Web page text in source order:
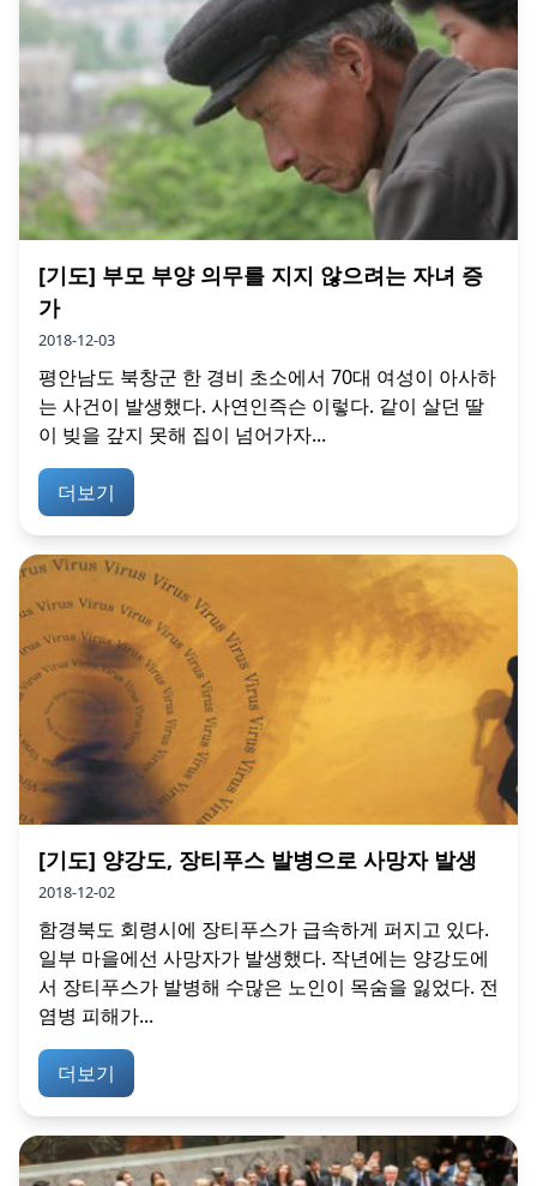
[기도] 부모 부양 의무를 지지 않으려는 자녀 증
가
2018-12-03
평안남도 북창군 한 경비 초소에서 70대 여성이 아사하
는 사건이 발생했다. 사연인즉슨 이렇다. 같이 살던 딸
이 빚을 갚지 못해 집이 넘어가자...
더보기
[기도] 양강도, 장티푸스 발병으로 사망자 발생
2018-12-02
함경북도 회령시에 장티푸스가 급속하게 퍼지고 있다.
일부 마을에선 사망자가 발생했다. 작년에는 양강도에
서 장티푸스가 발병해 수많은 노인이 목숨을 잃었다. 전
염병 피해가...
더보기